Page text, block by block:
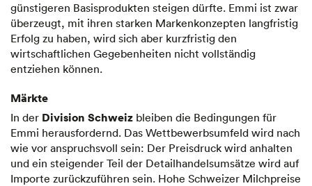
günstigeren Basisprodukten steigen dürfte. Emmi ist zwar
überzeugt, mit ihren starken Markenkonzepten langfristig
Erfolg zu haben, wird sich aber kurzfristig den
wirtschaftlichen Gegebenheiten nicht vollständig
entziehen können.
Märkte
In der Division Schweiz bleiben die Bedingungen für
Emmi herausfordernd. Das Wettbewerbsumfeld wird nach
wie vor anspruchsvoll sein: Der Preisdruck wird anhalten
und ein steigender Teil der Detailhandelsumsätze wird auf
Importe zurückzuführen sein. Hohe Schweizer Milchpreise